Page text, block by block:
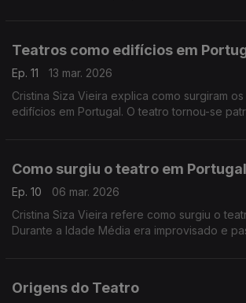
Teatros como edifícios em
Ep. 11
13 mar. 2026
Cristina Siza Vieira explica como surgiram
edifícios em Portugal. O teatro tornou-se
Como surgiu o teatro em Portugal
Ep. 10
06 mar. 2026
Cristina Siza Vieira refere como surgiu o
Durante a Idade Média era improvisado e
Origens do Teatro